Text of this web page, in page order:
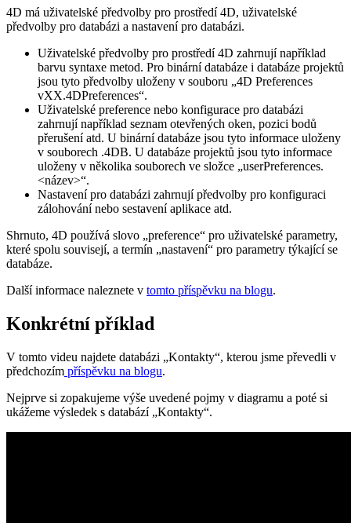
4D má uživatelské předvolby pro prostředí 4D, uživatelské
předvolby pro databázi a nastavení pro databázi.
Uživatelské předvolby pro prostředí 4D zahrnují například
barvu syntaxe metod. Pro binární databáze i databáze projektů
jsou tyto předvolby uloženy v souboru „4D Preferences
vXX.4DPreferences“.
Uživatelské preference nebo konfigurace pro databázi
zahrnují například seznam otevřených oken, pozici bodů
přerušení atd. U binární databáze jsou tyto informace uloženy
v souborech .4DB. U databáze projektů jsou tyto informace
uloženy v několika souborech ve složce „userPreferences.
<název>“.
Nastavení pro databázi zahrnují předvolby pro konfiguraci
zálohování nebo sestavení aplikace atd.
Shrnuto, 4D používá slovo „preference“ pro uživatelské parametry,
které spolu souvisejí, a termín „nastavení“ pro parametry týkající se
databáze.
Další informace naleznete v tomto příspěvku na blogu.
Konkrétní příklad
V tomto videu najdete databázi „Kontakty“, kterou jsme převedli v
předchozím příspěvku na blogu.
Nejprve si zopakujeme výše uvedené pojmy v diagramu a poté si
ukážeme výsledek s databází „Kontakty“.